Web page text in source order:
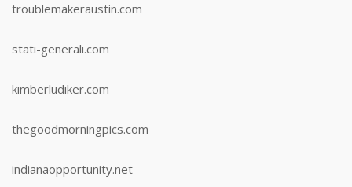
troublemakeraustin.com
stati-generali.com
kimberludiker.com
thegoodmorningpics.com
indianaopportunity.net